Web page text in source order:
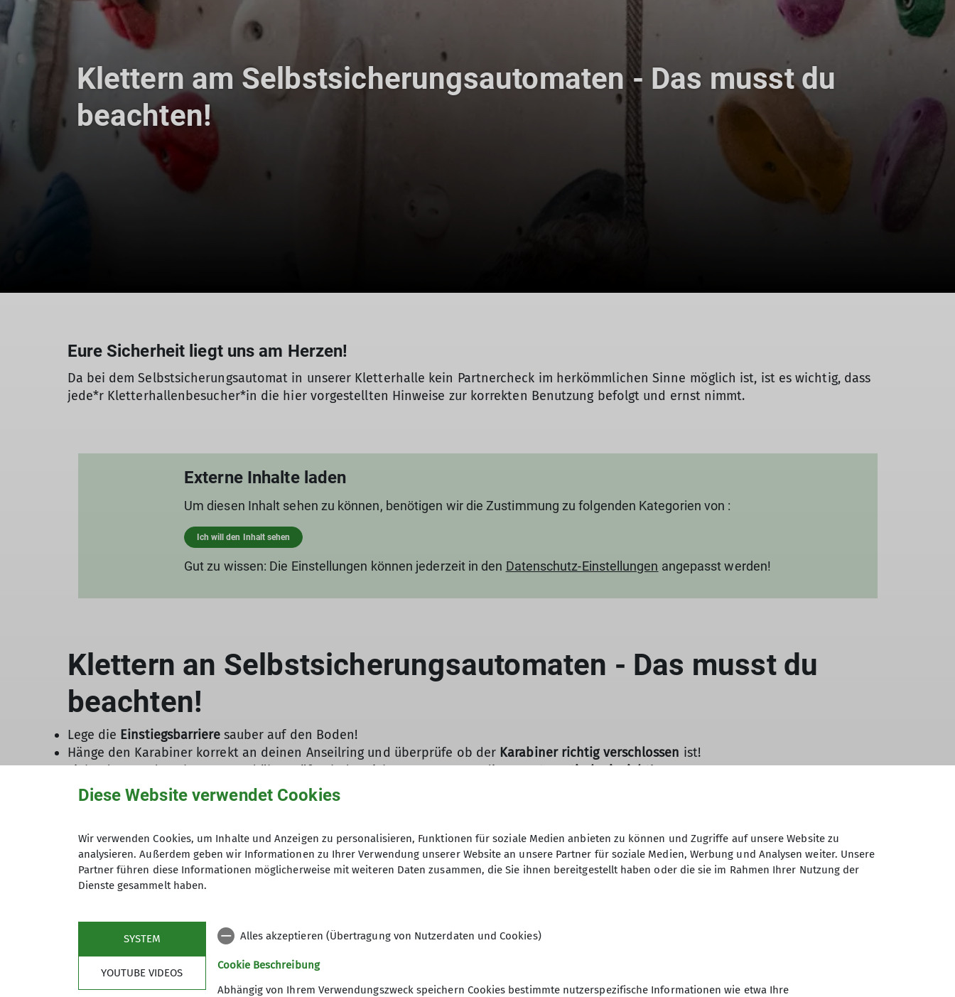
Klettern am Selbstsicherungsautomaten - Das musst du
beachten!
Eure Sicherheit liegt uns am Herzen!
Da bei dem Selbstsicherungsautomat in unserer Kletterhalle kein Partnercheck im herkömmlichen Sinne möglich ist, ist es wichtig, dass
jede*r Kletterhallenbesucher*in die hier vorgestellten Hinweise zur korrekten Benutzung befolgt und ernst nimmt.
Externe Inhalte laden
Um diesen Inhalt sehen zu können, benötigen wir die Zustimmung zu folgenden Kategorien von :
Ich will den Inhalt sehen
Gut zu wissen: Die Einstellungen können jederzeit in den Datenschutz-Einstellungen angepasst werden!
Klettern an Selbstsicherungsautomaten - Das musst du
beachten!
Lege die Einstiegsbarriere sauber auf den Boden!
Hänge den Karabiner korrekt an deinen Anseilring und überprüfe ob der Karabiner richtig verschlossen ist!
Ziehe das Band nach unten und überprüfe ob der Sicherungsautomat diesesautomatisch einzieht!
Klettere nurin der vorgesehenen Linie unter dem Gerät und weiche nicht nach links oder rechts aus (Pendelgefahr!). Außerdem klettere
nicht bis auf die Höhe oder sogar über das Gerät!
Oben angekommen: Check eingebunden?Ist der Sturzraum frei?Kontrolliert reinsetzen und beim Ablassen nicht stark von der Wand
abstoßen und Pendeln vermeiden
Hinweise:
Wenn das Band während des Kletterns nicht wie vorgesehen eingezogen wird: Ruhe bewahren! Entweder an der Wand (Exe) sichern und
funktionieren.
Bei jeglichen Auffälligkeiten unverzüglichdas Hallenpersonal informieren.
Diese Website verwendet Cookies
Wir verwenden Cookies, um Inhalte und Anzeigen zu personalisieren, Funktionen für soziale Medien anbieten zu können und Zugriffe auf unsere Website zu
analysieren. Außerdem geben wir Informationen zu Ihrer Verwendung unserer Website an unsere Partner für soziale Medien, Werbung und Analysen weiter. Unsere
Partner führen diese Informationen möglicherweise mit weiteren Daten zusammen, die Sie ihnen bereitgestellt haben oder die sie im Rahmen Ihrer Nutzung der
Dienste gesammelt haben.
SYSTEM
YOUTUBE VIDEOS
Alles akzeptieren (Übertragung von Nutzerdaten und Cookies)
Cookie Beschreibung
Abhängig von Ihrem Verwendungszweck speichern Cookies bestimmte nutzerspezifische Informationen wie etwa Ihre